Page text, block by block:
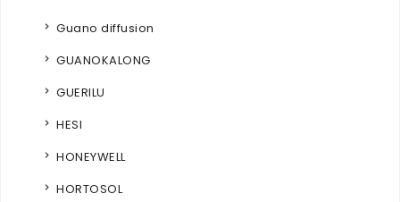
Guano diffusion
GUANOKALONG
GUERILU
HESI
HONEYWELL
HORTOSOL